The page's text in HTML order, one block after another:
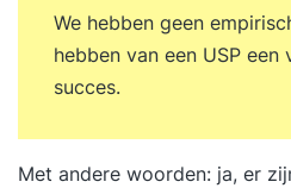
We hebben geen
hebben van een USP
succes.
Met andere woorden: ja, er